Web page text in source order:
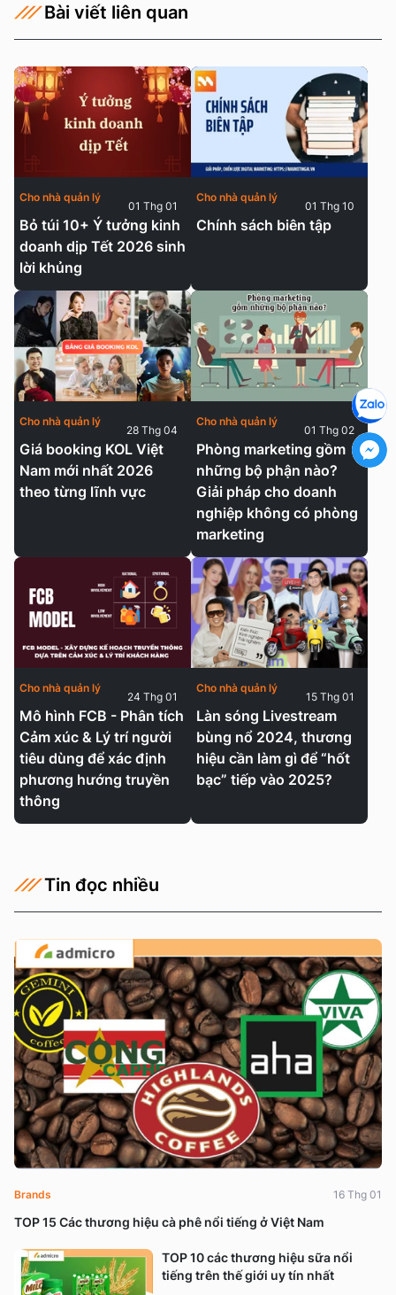
Bài viết liên quan
Bỏ túi 10+ Ý tưởng kinh
doanh dịp Tết 2026 sinh
lời khủng
Cho nhà quản lý
01 Thg 01
Chính sách biên tập
Cho nhà quản lý
01 Thg 10
Giá booking KOL Việt
Nam mới nhất 2026
theo từng lĩnh vực
Cho nhà quản lý
28 Thg 04
Phòng marketing gồm
những bộ phận nào?
Giải pháp cho doanh
nghiệp không có phòng
marketing
Cho nhà quản lý
01 Thg 02
Mô hình FCB - Phân tích
Cảm xúc & Lý trí người
tiêu dùng để xác định
phương hướng truyền
thông
Cho nhà quản lý
24 Thg 01
Làn sóng Livestream
bùng nổ 2024, thương
hiệu cần làm gì để “hốt
bạc” tiếp vào 2025?
Cho nhà quản lý
15 Thg 01
Tin đọc nhiều
TOP 15 Các thương hiệu cà phê nổi tiếng ở Việt Nam
Brands 16 Thg 01
TOP 10 các thương hiệu sữa nổi
tiếng trên thế giới uy tín nhất